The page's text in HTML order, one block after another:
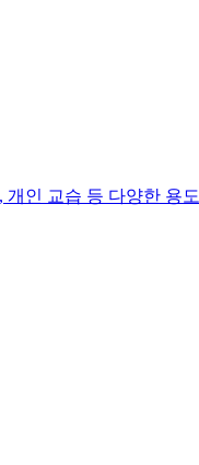
인 교습 등 다양한 용도